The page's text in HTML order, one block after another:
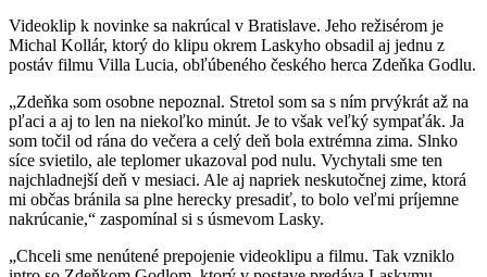
Videoklip k novinke sa nakrúcal v Bratislave. Jeho režisérom je
Michal Kollár, ktorý do klipu okrem Laskyho obsadil aj jednu z
postáv filmu Villa Lucia, obľúbeného českého herca Zdeňka Godlu.
„Zdeňka som osobne nepoznal. Stretol som sa s ním prvýkrát až na
pľaci a aj to len na niekoľko minút. Je to však veľký sympaťák. Ja
som točil od rána do večera a celý deň bola extrémna zima. Slnko
síce svietilo, ale teplomer ukazoval pod nulu. Vychytali sme ten
najchladnejší deň v mesiaci. Ale aj napriek neskutočnej zime, ktorá
mi občas bránila sa plne herecky presadiť, to bolo veľmi príjemne
nakrúcanie,“ zaspomínal si s úsmevom Lasky.
„Chceli sme nenútené prepojenie videoklipu a filmu. Tak vzniklo